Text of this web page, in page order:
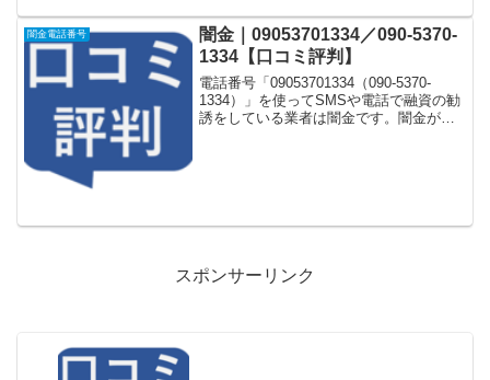
闇金電話番号
闇金｜09053701334／090-5370-
1334【口コミ評判】
電話番号「09053701334（090-5370-
1334）」を使ってSMSや電話で融資の勧
誘をしている業者は闇金です。闇金が運
スポンサーリンク